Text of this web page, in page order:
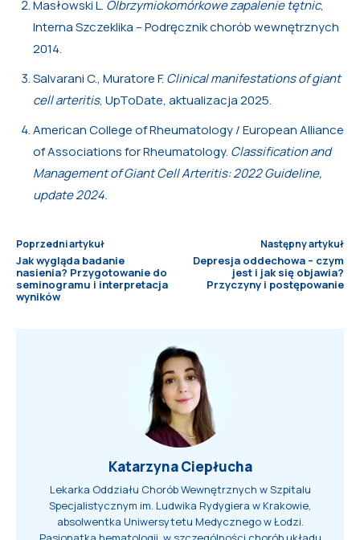
Masłowski L. Olbrzymiokomórkowe zapalenie tętnic,
Interna Szczeklika – Podręcznik chorób wewnętrznych
2014.
Salvarani C., Muratore F.Clinical manifestations of giant
cell arteritis, UpToDate, aktualizacja 2025.
American College of Rheumatology / European Alliance
of Associations for Rheumatology. Classification and
Management of Giant Cell Arteritis: 2022 Guideline,
update 2024.
Poprzedni artykuł
Jak wygląda badanie
nasienia? Przygotowanie do
seminogramu i interpretacja
wyników
Następny artykuł
Depresja oddechowa – czym
jest i jak się objawia?
Przyczyny i postępowanie
Katarzyna Ciepłucha
Lekarka Oddziału Chorób Wewnętrznych w Szpitalu
Specjalistycznym im. Ludwika Rydygiera w Krakowie,
absolwentka Uniwersytetu Medycznego w Łodzi.